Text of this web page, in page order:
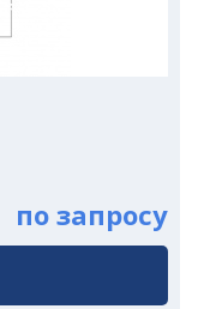
по запросу